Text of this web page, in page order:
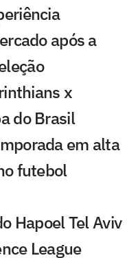
após a
x
do Brasil
em alta
futebol
Hapoel Tel Aviv
League